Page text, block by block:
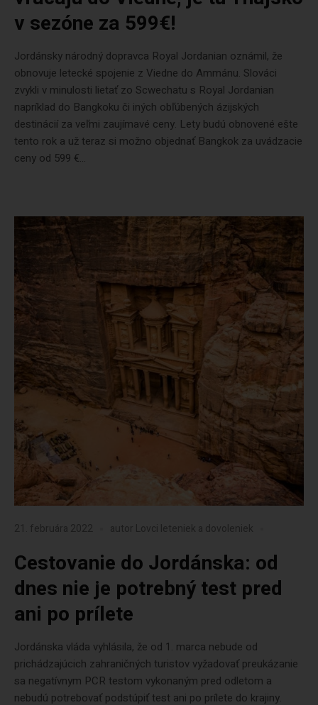
v sezóne za 599€!
Jordánsky národný dopravca Royal Jordanian oznámil, že
obnovuje letecké spojenie z Viedne do Ammánu. Slováci
zvykli v minulosti lietať zo Scwechatu s Royal Jordanian
napríklad do Bangkoku či iných obľúbených ázijských
destinácií za veľmi zaujímavé ceny. Lety budú obnovené ešte
tento rok a už teraz si možno objednať Bangkok za uvádzacie
ceny od 599 €...
21. februára 2022 autor Lovci leteniek a dovoleniek
Cestovanie do Jordánska: od
dnes nie je potrebný test pred
ani po prílete
Jordánska vláda vyhlásila, že od 1. marca nebude od
prichádzajúcich zahraničných turistov vyžadovať preukázanie
sa negatívnym PCR testom vykonaným pred odletom a
nebudú potrebovať podstúpiť test ani po prílete do krajiny.